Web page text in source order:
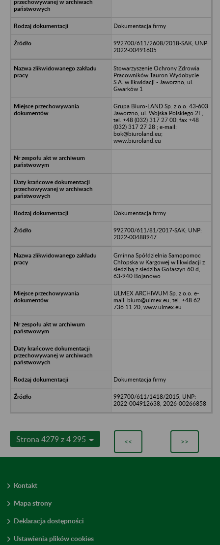
Dokumentacja firmy
992700/611/2608/2018-SAK; UNP:
2022-00491605
Stowarzyszenie Ochrony Zdrowia
Pracowników Tauron Wydobycie
S.A. w likwidacji - Jaworzno, ul.
Gwarków 1
Grupa Biuro-LAND Sp. z o.o. 43-603
Jaworzno, ul. Wojska Polskiego 2F;
tel. +48 (032) 317 27 00; fax +48
(032) 317 27 28 ; e-mail:
bok@biuroland.eu;
www.biuroland.eu
Dokumentacja firmy
992700/611/81/2017-SAK; UNP:
2022-00488947
Gminna Spółdzielnia Samopomoc
Chłopska w Kargowej w likwidacji z
siedzibą z siedziba Gołaszyn 60 d,
63-940 Bojanowo
ULMEX ARCHIWUM Sp. z o.o. e-
mail: biuro@ulmex.eu, tel. +48 62
736 11 20, www.ulmex.eu
Dokumentacja firmy
992700/611/1418/2015, UNP:
2022-004912638, 2026-00266858
Strona 4279 z 4 295 << >>
Kontakt
Mapa strony
Deklaracja dostępności
Ustawienia plików cookies